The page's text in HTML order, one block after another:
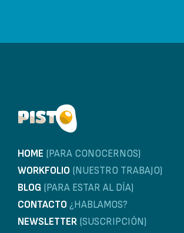
HOME (PARA CONOCERNOS)
WORKFOLIO (NUESTRO TRABAJO)
BLOG (PARA ESTAR AL DÍA)
CONTACTO ¿HABLAMOS?
NEWSLETTER (SUSCRIPCIÓN)